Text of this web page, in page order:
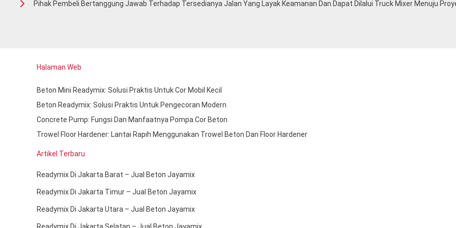
Pihak Pembeli Bertanggung Jawab Terhadap Tersedianya Jalan Yang Layak Keamanan Dan Dapat Dilalui Truck Mixer Menuju
Halaman Web
Beton Mini Readymix: Solusi Praktis Untuk Cor Mobil Kecil
Beton Readymix: Solusi Praktis Untuk Pengecoran Modern
Concrete Pump: Fungsi Dan Manfaatnya Pompa Cor Beton
Trowel Floor Hardener: Lantai Rapih Menggunakan Trowel Beton Dan Floor Hardener
Artikel Terbaru
Readymix Di Jakarta Barat – Jual Beton Jayamix
Readymix Di Jakarta Timur – Jual Beton Jayamix
Readymix Di Jakarta Utara – Jual Beton Jayamix